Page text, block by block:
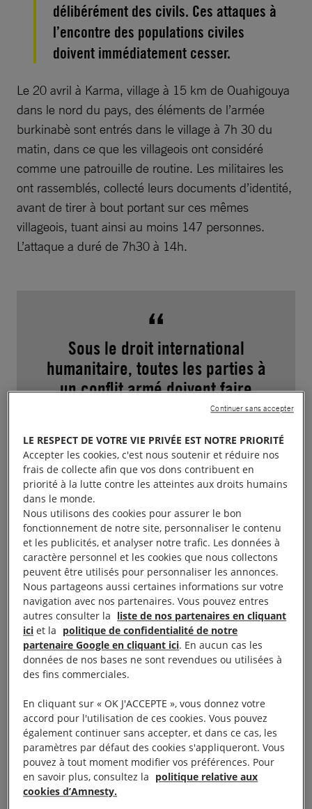
délibérément des civils. Ces attaques à
l’encontre des populations civiles
doivent immédiatement cesser.
Le 20 avril à Karma, village à 15 km de Ouahigouya
dans le nord du pays, des éléments de l’armée
burkinabè sont entrés dans le village à 7h 30 du
matin, dans ce que les villageois ont considéré
comme une patrouille de routine. Les militaires les
ont rassemblés, collecté leurs documents d’identité,
avant de tirer à bout portant sur ces mêmes
villageois, tuant ainsi au moins 147 personnes.
L’attaque a duré de 7h30 à 14h.
Sous le droit international
humanitaire, toutes les parties à
un conflit armé doivent faire
systématiquement la distinction
combattants, et ont l’interdiction
de mener des attaques visant la
population civile et des
exécutions extrajudiciaires. Ces
violations graves des conventions
de Genève peuvent constituer
des crimes de guerre.
Amnesty International a pu recueillir des
témoignages auprès de rescapé.es et de sources
pointent du doigt la responsabilité du 3e bataillon de
la brigade d’intervention rapide (BIR) dans les
meurtres.
Lors d’une conférence de presse des ressortissants
de Karma tenue le 29 avril, le bilan du massacre a
LE RESPECT DE VOTRE VIE PRIVÉE EST NOTRE PRIORITÉ
Accepter les cookies, c'est nous soutenir et réduire nos
frais de collecte afin que vos dons contribuent en
priorité à la lutte contre les atteintes aux droits humains
dans le monde.
Nous utilisons des cookies pour assurer le bon
fonctionnement de notre site, personnaliser le contenu
et les publicités, et analyser notre trafic. Les données à
caractère personnel et les cookies que nous collectons
peuvent être utilisés pour personnaliser les annonces.
Nous partageons aussi certaines informations sur votre
navigation avec nos partenaires. Vous pouvez entres
autres consulter la liste de nos partenaires en cliquant
ici et la politique de confidentialité de notre
partenaire Google en cliquant ici. En aucun cas les
données de nos bases ne sont revendues ou utilisées à
des fins commerciales.
En cliquant sur « OK J'ACCEPTE », vous donnez votre
accord pour l'utilisation de ces cookies. Vous pouvez
également continuer sans accepter, et dans ce cas, les
paramètres par défaut des cookies s'appliqueront. Vous
pouvez à tout moment modifier vos préférences. Pour
en savoir plus, consultez la politique relative aux
cookies d’Amnesty.
Continuer sans accepter